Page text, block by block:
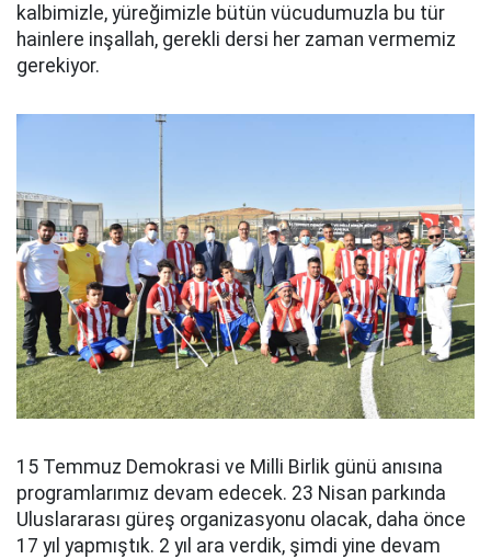
kalbimizle, yüreğimizle bütün vücudumuzla bu tür
hainlere inşallah, gerekli dersi her zaman vermemiz
gerekiyor.
15 Temmuz Demokrasi ve Milli Birlik günü anısına
programlarımız devam edecek. 23 Nisan parkında
Uluslararası güreş organizasyonu olacak, daha önce
17 yıl yapmıştık. 2 yıl ara verdik, şimdi yine devam